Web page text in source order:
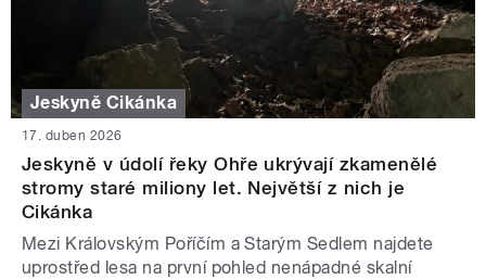
Jeskyně Cikánka
17. duben 2026
Jeskyně v údolí řeky Ohře ukrývají zkamenělé
stromy staré miliony let. Největší z nich je
Cikánka
Mezi Královským Poříčím a Starým Sedlem najdete
uprostřed lesa na první pohled nenápadné skalní